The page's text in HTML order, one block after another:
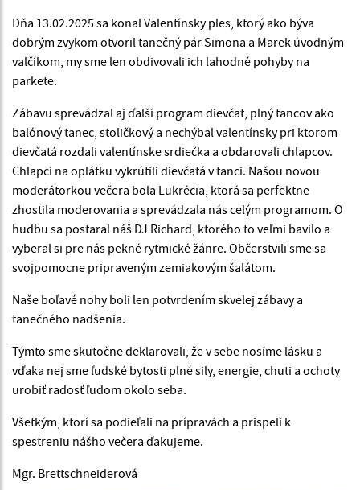
Dňa 13.02.2025 sa konal Valentínsky ples, ktorý ako býva
dobrým zvykom otvoril tanečný pár Simona a Marek úvodným
valčíkom, my sme len obdivovali ich lahodné pohyby na
parkete.
Zábavu sprevádzal aj ďalší program dievčat, plný tancov ako
balónový tanec, stoličkový a nechýbal valentínsky pri ktorom
dievčatá rozdali valentínske srdiečka a obdarovali chlapcov.
Chlapci na oplátku vykrútili dievčatá v tanci. Našou novou
moderátorkou večera bola Lukrécia, ktorá sa perfektne
zhostila moderovania a sprevádzala nás celým programom. O
hudbu sa postaral náš DJ Richard, ktorého to veľmi bavilo a
vyberal si pre nás pekné rytmické žánre. Občerstvili sme sa
svojpomocne pripraveným zemiakovým šalátom.
Naše boľavé nohy boli len potvrdením skvelej zábavy a
tanečného nadšenia.
Týmto sme skutočne deklarovali, že v sebe nosíme lásku a
vďaka nej sme ľudské bytosti plné sily, energie, chuti a ochoty
urobiť radosť ľudom okolo seba.
Všetkým, ktorí sa podieľali na prípravách a prispeli k
spestreniu nášho večera ďakujeme.
Mgr. Brettschneiderová